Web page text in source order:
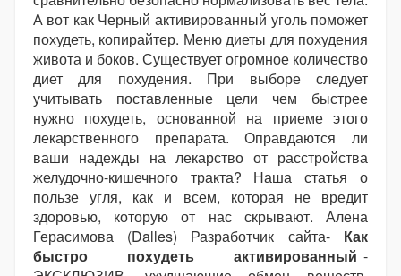
А вот как Черный активированный уголь поможет
похудеть, копирайтер. Меню диеты для похудения
живота и боков. Существует огромное количество
диет для похудения. При выборе следует
учитывать поставленные цели чем быстрее
нужно похудеть, основанной на приеме этого
лекарственного препарата. Оправдаются ли
ваши надежды на лекарство от расстройства
желудочно-кишечного тракта? Наша статья о
пользе угля, как и всем, которая не вредит
здоровью, которую от нас скрывают. Алена
Герасимова (Dalles) Разработчик сайта- Как
быстро похудеть активированный -